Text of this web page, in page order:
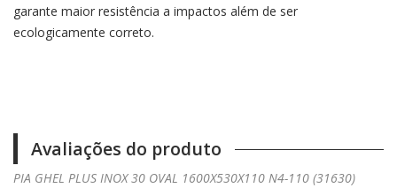
garante maior resistência a impactos além de ser
ecologicamente correto.
Avaliações do produto
PIA GHEL PLUS INOX 30 OVAL 1600X530X110 N4-110 (31630)